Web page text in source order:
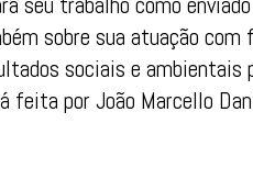
sobre sua atuação com
sociais e
feita por João Marcello